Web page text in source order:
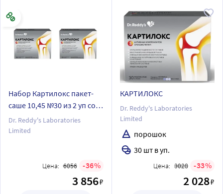
Набор Картилокс пакет-
саше 10,45 №30 из 2 уп со
скидкой
Dr. Reddy's Laboratories
Limited
Цена: 6056 36
3 856₽
КАРТИЛОКС
Dr. Reddy's Laboratories
Limited
порошок
30 шт в уп.
Цена: 3028 33
2 028₽